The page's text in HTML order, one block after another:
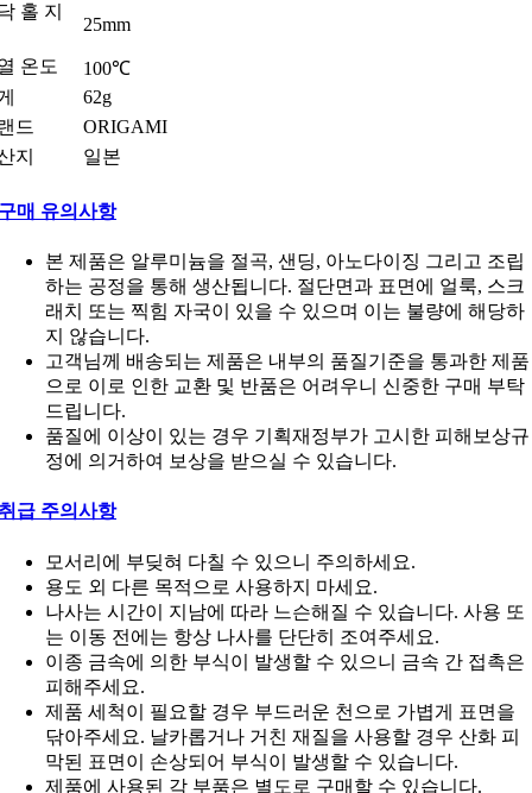
홀 지
25mm
온도
100℃
62g
드
ORIGAMI
지
일본
매 유의사항
본 제품은 알루미늄을 절곡, 샌딩, 아노다이징 그리고 조립
하는 공정을 통해 생산됩니다. 절단면과 표면에 얼룩, 스크
래치 또는 찍힘 자국이 있을 수 있으며 이는 불량에 해당하
지 않습니다.
고객님께 배송되는 제품은 내부의 품질기준을 통과한 제품
으로 이로 인한 교환 및 반품은 어려우니 신중한 구매 부탁
드립니다.
품질에 이상이 있는 경우 기획재정부가 고시한 피해보상규
정에 의거하여 보상을 받으실 수 있습니다.
급 주의사항
모서리에 부딪혀 다칠 수 있으니 주의하세요.
용도 외 다른 목적으로 사용하지 마세요.
나사는 시간이 지남에 따라 느슨해질 수 있습니다. 사용 또
는 이동 전에는 항상 나사를 단단히 조여주세요.
이종 금속에 의한 부식이 발생할 수 있으니 금속 간 접촉은
피해주세요.
제품 세척이 필요할 경우 부드러운 천으로 가볍게 표면을
닦아주세요. 날카롭거나 거친 재질을 사용할 경우 산화 피
막된 표면이 손상되어 부식이 발생할 수 있습니다.
제품에 사용된 각 부품은 별도로 구매할 수 있습니다.